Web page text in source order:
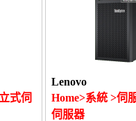
式伺
Lenovo
Home>系統 >伺
伺服器